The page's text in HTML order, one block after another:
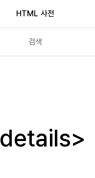
HTML 사전
dd
del
details